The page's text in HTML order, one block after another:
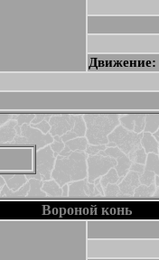
Движение:
Вороной конь